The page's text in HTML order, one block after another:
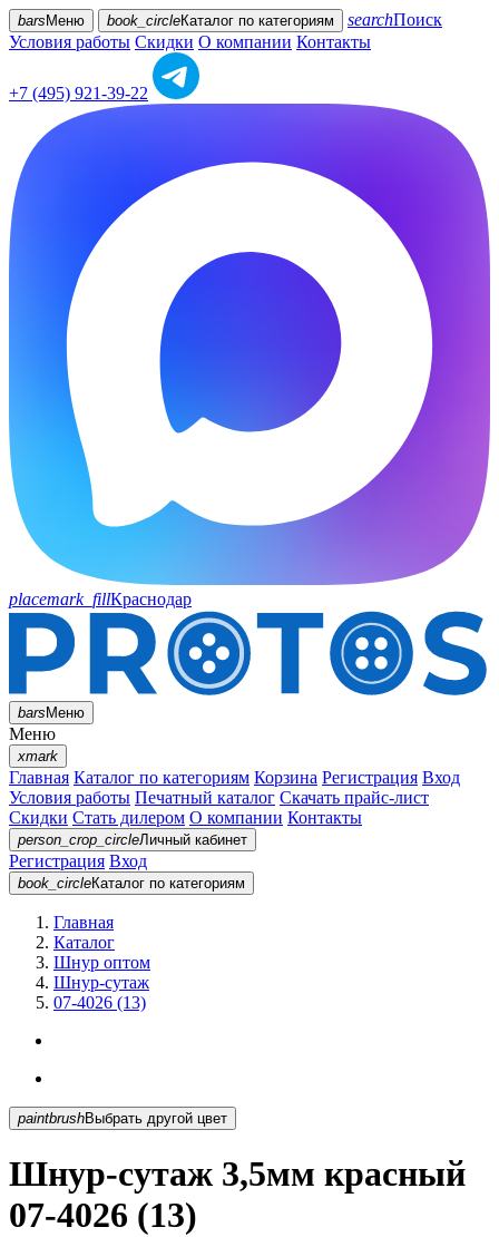
bars Меню book_circleКаталог по категориям searchПоиск
Условия работы Скидки О компании Контакты
+7 (495) 921-39-22
placemark_fillКраснодар
barsМеню
Меню
xmark
Главная Каталог по категориям Корзина Регистрация Вход
Условия работы Печатный каталог Скачать прайс-лист
Скидки Стать дилером О компании Контакты
person_crop_circleЛичный кабинет
Регистрация Вход
book_circleКаталог по категориям
Главная
Каталог
Шнур оптом
Шнур-сутаж
07-4026 (13)
paintbrush Выбрать другой цвет
Шнур-сутаж 3,5мм красный
07-4026 (13)